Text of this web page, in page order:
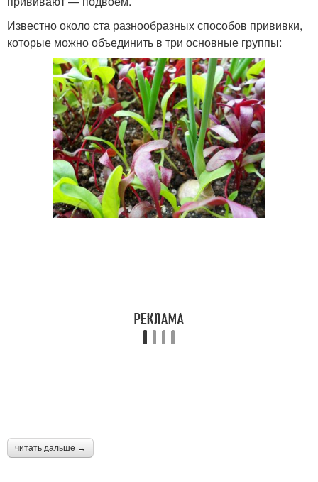
Известно около ста разнообразных способов прививки,
которые можно объединить в три основные группы:
читать дальше →